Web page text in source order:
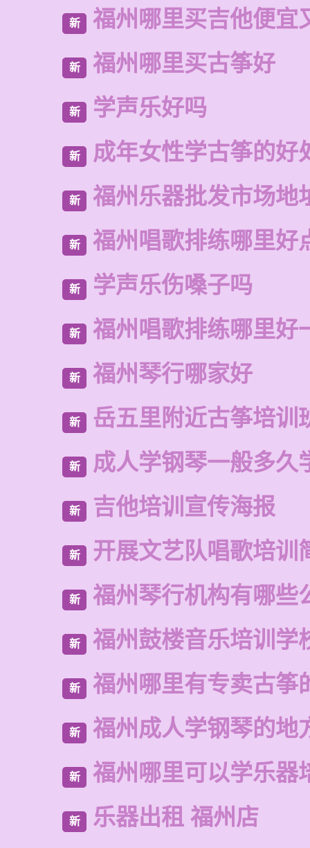
新 福州哪里买吉他便宜
新 福州哪里买古筝好
新 学声乐好吗
新 成年女性学古筝的好
新 福州乐器批发市场地
新 福州唱歌排练哪里好
新 学声乐伤嗓子吗
新 福州唱歌排练哪里好
新 福州琴行哪家好
新 岳五里附近古筝培训
新 成人学钢琴一般多久
新 吉他培训宣传海报
新 开展文艺队唱歌培训
新 福州琴行机构有哪些
新 福州鼓楼音乐培训学
新 福州哪里有专卖古筝
新 福州成人学钢琴的地
新 福州哪里可以学乐器
新 乐器出租 福州店